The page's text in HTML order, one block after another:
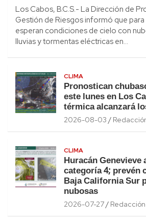
Los Cabos, B.C.S.- La Dirección de
Gestión de Riesgos informó que
esperan condiciones de cielo con
lluvias y tormentas eléctricas en…
CLIMA
Pronostican
este lunes en Los
térmica alcanzará
2026-08-03
CLIMA
Huracán Genevieve
categoría 4; prevén
Baja California Sur
nubosas
2026-07-27 Redacción